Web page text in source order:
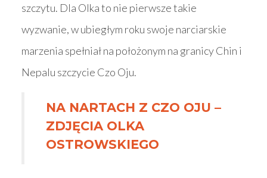
szczytu. Dla Olka to nie pierwsze takie
wyzwanie, w ubiegłym roku swoje narciarskie
marzenia spełniał na położonym na granicy Chin i
Nepalu szczycie Czo Oju.
NA NARTACH Z CZO OJU –
ZDJĘCIA OLKA
OSTROWSKIEGO